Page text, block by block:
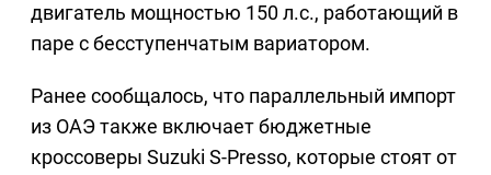
двигатель мощностью 150 л.с., работающий в
паре с бесступенчатым вариатором.
Ранее сообщалось, что параллельный импорт
из ОАЭ также включает бюджетные
кроссоверы Suzuki S-Presso, которые стоят от